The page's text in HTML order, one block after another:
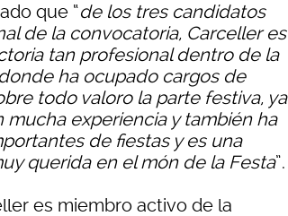
que “de los tres candidatos
de la convocatoria, Carceller es
tan profesional dentro de la
ha ocupado cargos de
todo valoro la parte festiva, ya
mucha experiencia y también ha
de fiestas y es una
querida en el món de la Festa”.
es miembro activo de la